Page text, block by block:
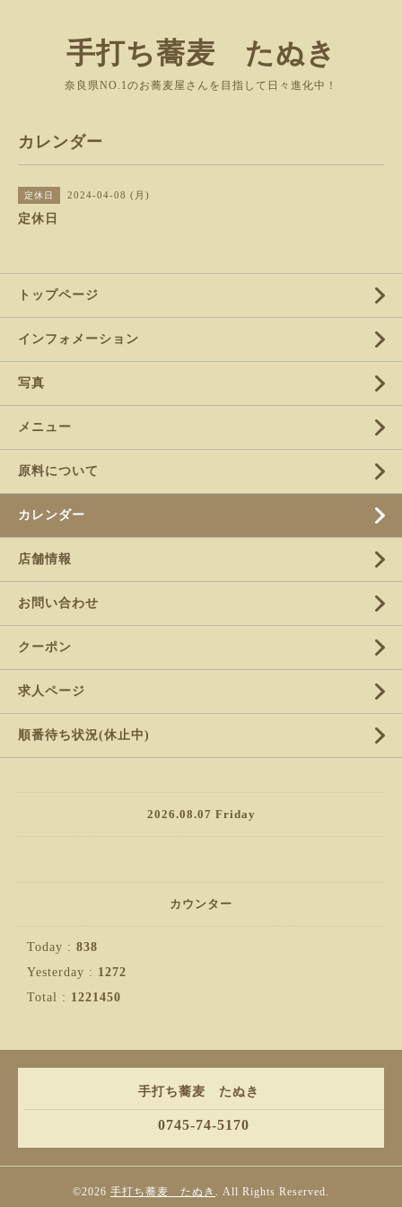
手打ち蕎麦 たぬき
奈良県NO.1のお蕎麦屋さんを目指して日々進化中！
カレンダー
定休日 2024-04-08 (月)
定休日
トップページ
インフォメーション
写真
メニュー
原料について
カレンダー
店舗情報
お問い合わせ
クーポン
求人ページ
順番待ち状況(休止中)
2026.08.07 Friday
カウンター
Today : 838
Yesterday : 1272
Total : 1221450
手打ち蕎麦 たぬき
0745-74-5170
©2026 手打ち蕎麦 たぬき . All Rights Reserved.